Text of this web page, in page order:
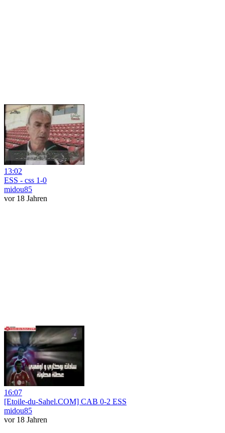
13:02
ESS - css 1-0
midou85
vor 18 Jahren
16:07
[Etoile-du-Sahel.COM] CAB 0-2 ESS
midou85
vor 18 Jahren